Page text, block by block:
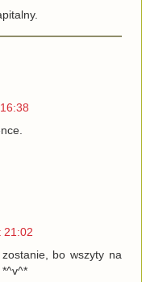
21:02
bo wszyty na